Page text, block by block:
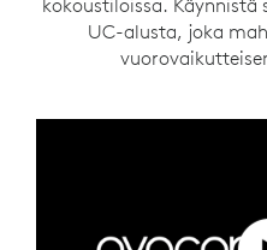
kokoustiloissa.
UC-alusta, joka